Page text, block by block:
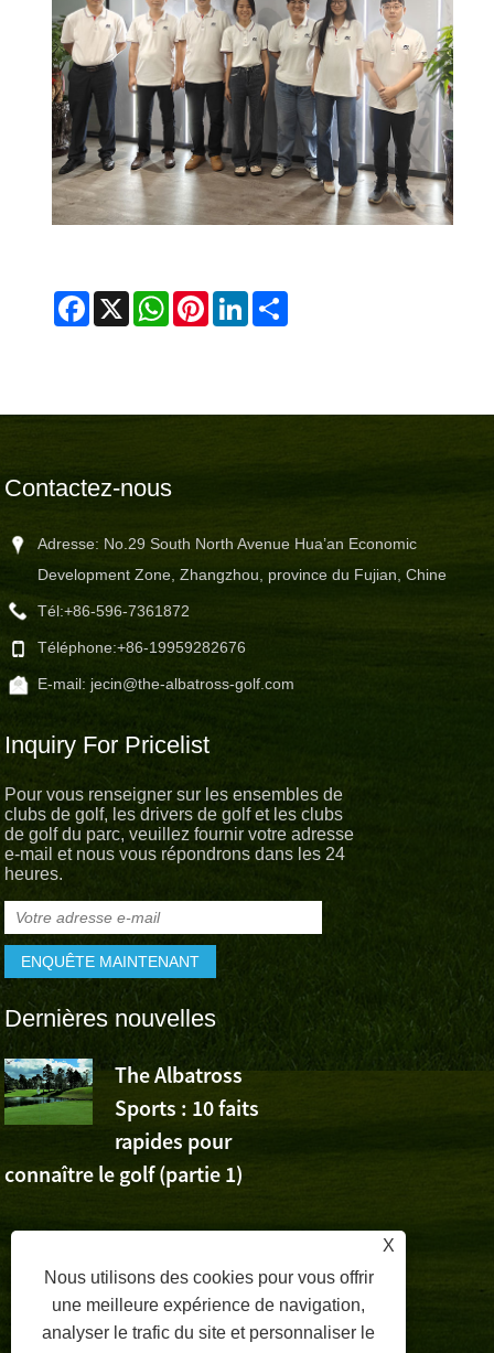
Facebook
X WhatsApp
Pinterest
LinkedIn
X
Nous utilisons des cookies pour vous offrir
une meilleure expérience de navigation,
analyser le trafic du site et personnaliser le
Contactez-nous
Adresse: No.29 South North Avenue Hua’an Economic
Development Zone, Zhangzhou, province du Fujian, Chine
Tél:+86-596-7361872
Téléphone:+86-19959282676
E-mail: jecin@the-albatross-golf.com
Inquiry For Pricelist
Pour vous renseigner sur les ensembles de
clubs de golf, les drivers de golf et les clubs
de golf du parc, veuillez fournir votre adresse
e-mail et nous vous répondrons dans les 24
heures.
Dernières nouvelles
The Albatross
Sports : 10 faits
rapides pour
connaître le golf (partie 1)
L’Albatross